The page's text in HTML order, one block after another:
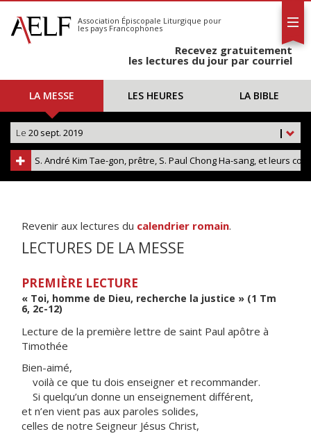
S'abonner
Calendrier
Association Épiscopale Liturgique pour
les pays Francophones
Recevez gratuitement
les lectures du jour par courriel
LA MESSE LES HEURES LA BIBLE
|
Le 20 sept. 2019
S. André Kim Tae-gon, prêtre, S. Paul Chong Ha-sang, et leurs
Revenir aux lectures du calendrier romain.
LECTURES DE LA MESSE
PREMIÈRE LECTURE
« Toi, homme de Dieu, recherche la justice » (1 Tm
6, 2c-12)
Lecture de la première lettre de saint Paul apôtre à
Timothée
Bien-aimé,
voilà ce que tu dois enseigner et recommander.
Si quelqu’un donne un enseignement différent,
et n’en vient pas aux paroles solides,
celles de notre Seigneur Jésus Christ,